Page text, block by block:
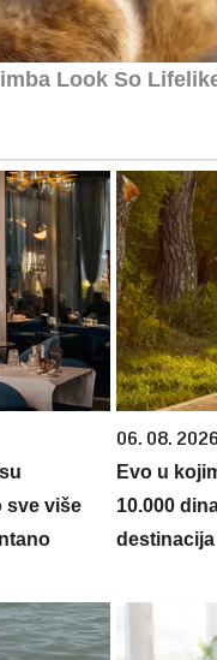
sve više
06. 08.
Evo u
10.000